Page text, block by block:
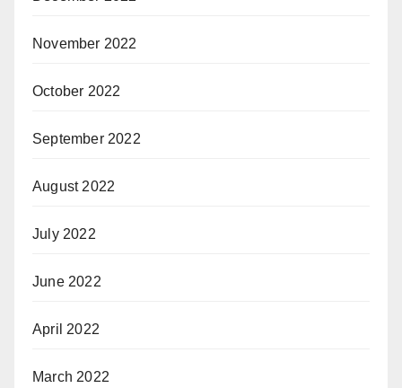
November 2022
October 2022
September 2022
August 2022
July 2022
June 2022
April 2022
March 2022